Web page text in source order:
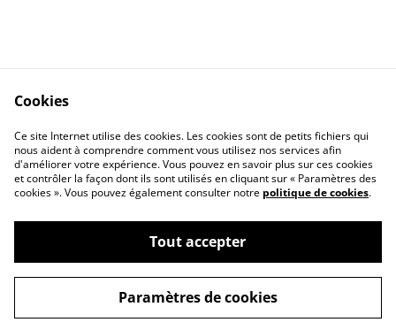
Contactez-nous
Conditions
Politique de
confidentialité
Politique de cookies
©2026Ana Mc Fly
powered by
Cookies
Ce site Internet utilise des cookies. Les cookies sont de petits fichiers qui
nous aident à comprendre comment vous utilisez nos services afin
d'améliorer votre expérience. Vous pouvez en savoir plus sur ces cookies
et contrôler la façon dont ils sont utilisés en cliquant sur « Paramètres des
cookies ». Vous pouvez également consulter notre politique de cookies.
Tout accepter
Paramètres de cookies